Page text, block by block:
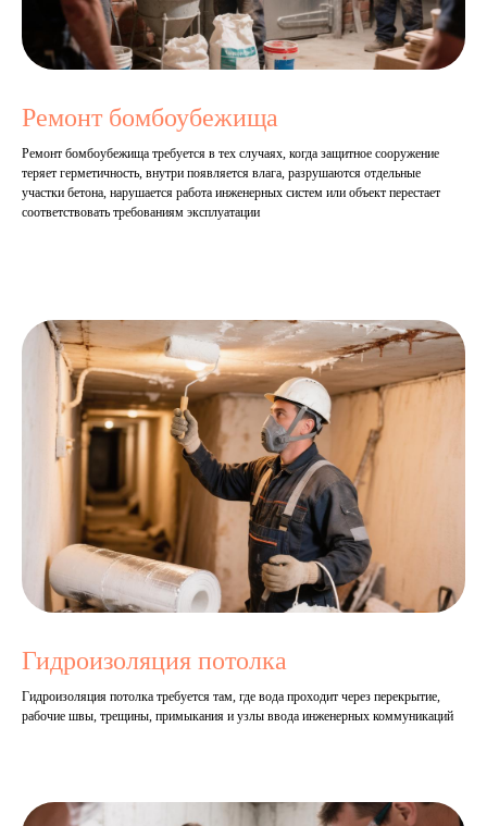
Ремонт бомбоубежища
Ремонт бомбоубежища требуется в тех случаях, когда защитное сооружение
теряет герметичность, внутри появляется влага, разрушаются отдельные
участки бетона, нарушается работа инженерных систем или объект перестает
соответствовать требованиям эксплуатации
Гидроизоляция потолка
Гидроизоляция потолка требуется там, где вода проходит через перекрытие,
рабочие швы, трещины, примыкания и узлы ввода инженерных коммуникаций